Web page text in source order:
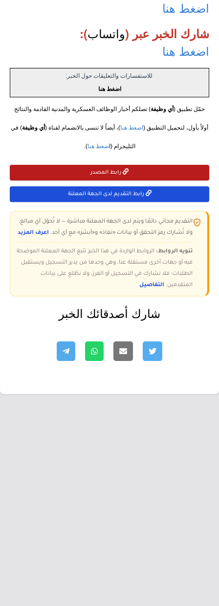
اضغط هنا
شارك الخبر عبر (واتساب):
اضغط هنا
للاستفسارات والتعليقات حول الخبر:
اضغط هنا
حمّل تطبيق ( أي وظيفة) تصلكم أخبار الوظائف العسكرية والمدنية القادمة والنتائج
أولاً بأول، لتحميل التطبيق ( اضغط هنا)، أيضاً لا تنسى بالانضمام لقناة ( أي وظيفة) في
التليجرام (اضغط هنا).
رابط المصدر
رابط التقديم لدى الجهة المعلنة
التقديم مجاني دائمًا ويتم لدى الجهة المعلنة مباشرة — لا تُحوّل أي مبالغ،
ولا تُشارك رمز التحقق أو بيانات «نفاذ» و«أبشر» مع أي أحد. اعرف المزيد
تنويه الروابط: الروابط الواردة في هذا الخبر تتبع الجهة المعلنة الموضحة
فيه أو جهات أخرى مستقلة عنا، وهي وحدها من يدير التسجيل ويستقبل
الطلبات؛ فلا نشارك في التسجيل أو الفرز، ولا نطّلع على بيانات
المتقدمين. التفاصيل
شارك أصدقائك الخبر